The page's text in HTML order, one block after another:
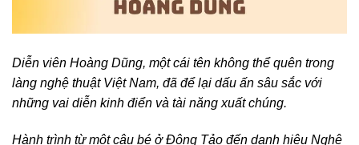
Diễn viên Hoàng Dũng, một cái tên không thể quên trong
làng nghệ thuật Việt Nam, đã để lại dấu ấn sâu sắc với
những vai diễn kinh điển và tài năng xuất chúng.
Hành trình từ một cậu bé ở Đông Tảo đến danh hiệu Nghệ